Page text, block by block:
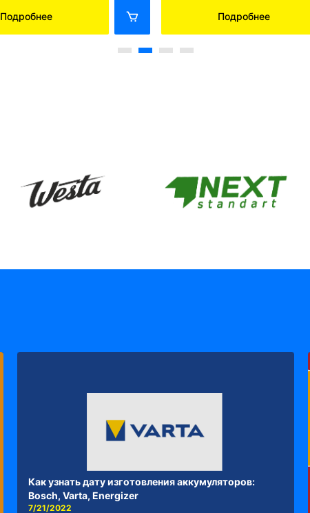
Подробнее Подробнее
Как узнать дату изготовления аккумуляторов:
Bosch, Varta, Energizer
7/21/2022